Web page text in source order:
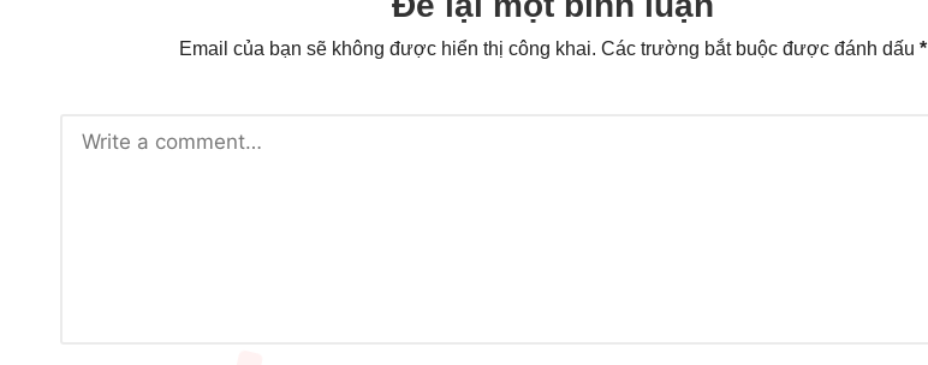
Email của bạn sẽ không được hiển thị công khai. Các trường bắt buộc được đánh dấu*